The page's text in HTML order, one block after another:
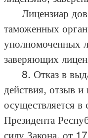
Лицензиар
таможенных
уполномоченных
заверяющих
8. Отказ в
действия, отзыв и
осуществляется в
Президента
силу Закона, от